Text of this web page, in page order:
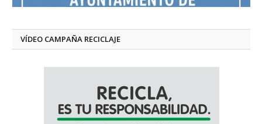
VÍDEO CAMPAÑA RECICLAJE